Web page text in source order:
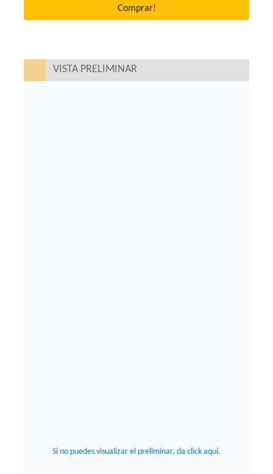
Comprar!
VISTA PRELIMINAR
Si no puedes visualizar el preliminar, da click aquí.